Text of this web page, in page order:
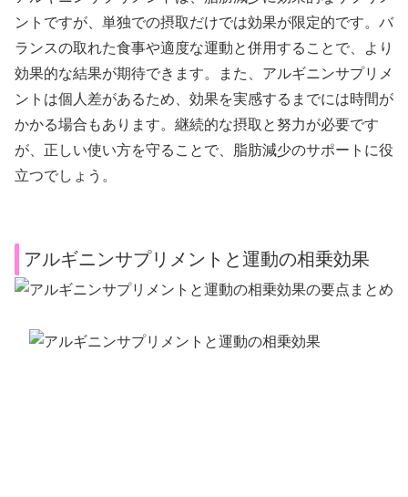
ントですが、単独での摂取だけでは効果が限定的です。バ
ランスの取れた食事や適度な運動と併用することで、より
効果的な結果が期待できます。また、アルギニンサプリメ
ントは個人差があるため、効果を実感するまでには時間が
かかる場合もあります。継続的な摂取と努力が必要です
が、正しい使い方を守ることで、脂肪減少のサポートに役
立つでしょう。
アルギニンサプリメントと運動の相乗効果